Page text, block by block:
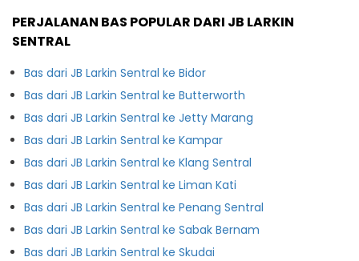
PERJALANAN BAS POPULAR DARI JB LARKIN
SENTRAL
Bas dari JB Larkin Sentral ke Bidor
Bas dari JB Larkin Sentral ke Butterworth
Bas dari JB Larkin Sentral ke Jetty Marang
Bas dari JB Larkin Sentral ke Kampar
Bas dari JB Larkin Sentral ke Klang Sentral
Bas dari JB Larkin Sentral ke Liman Kati
Bas dari JB Larkin Sentral ke Penang Sentral
Bas dari JB Larkin Sentral ke Sabak Bernam
Bas dari JB Larkin Sentral ke Skudai